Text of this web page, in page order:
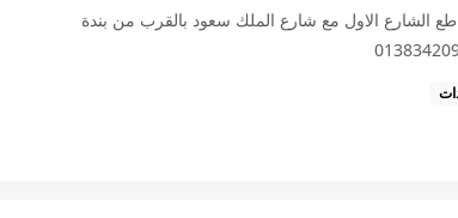
الشارع الاول مع شارع الملك سعود بالقرب من بندة